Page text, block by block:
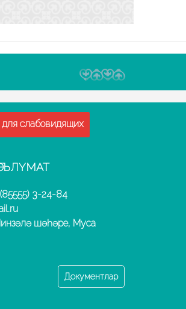
слабовидящих
3-24-84
шәһәре, Муса
Документлар